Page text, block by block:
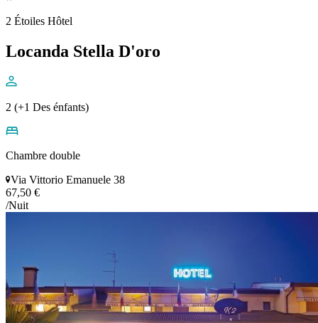
2 Étoiles Hôtel
Locanda Stella D'oro
2 (+1 Des énfants)
Chambre double
Via Vittorio Emanuele 38
67,50 €
/Nuit